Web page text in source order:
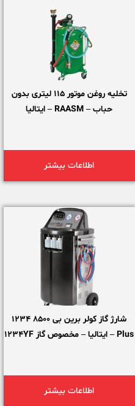
تخلیه روغن موتور 115 لیتری بدون
حباب – RAASM – ایتالیا
اطلاعات بیشتر
شارژ گاز کولر برین بی 8500 1234
Plus – ایتالیا – مخصوص گاز 1234YF
اطلاعات بیشتر